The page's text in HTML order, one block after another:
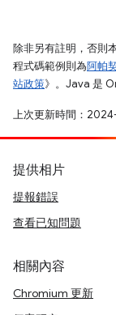
除非另有註明，否則
程式碼範例則為阿帕
站政策》。Java 是
上次更新時間：
提供相片
提報錯誤
查看已知問題
相關內容
Chromium 更新